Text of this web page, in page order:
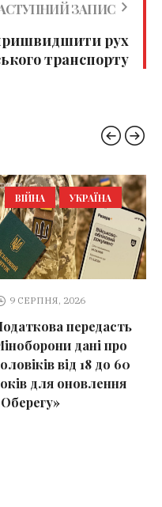
ЗАПИС
рух
транспорту
ВІЙНА УКРАЇНА
9 СЕРПНЯ, 2026
передасть
дані про
від 18 до 60
для оновлення